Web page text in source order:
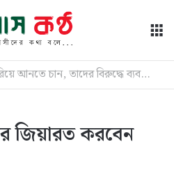
যুবকের লাশ উদ্ধার
করবেন